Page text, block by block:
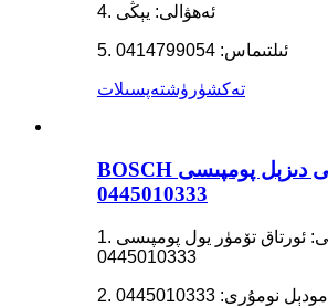
4. ئەھۋالى: يېڭى
5. ئىلتىماس: 0414799054
تەكشۈرۈشتەپسىلات
BOSCH ئەسلى دىزېل پومپىسى
0445010333
1. مەھسۇلات نامى: ئورتاق تۆمۈر يول پومپىسى
0445010333
2. مودېل نومۇرى: 0445010333